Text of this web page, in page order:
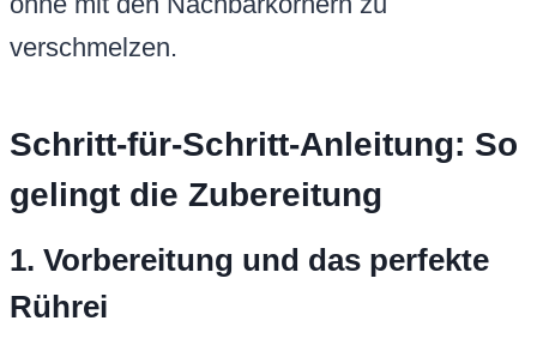
verschmelzen.
Schritt-für-Schritt-Anleitung: So
gelingt die Zubereitung
1. Vorbereitung und das perfekte
Rührei